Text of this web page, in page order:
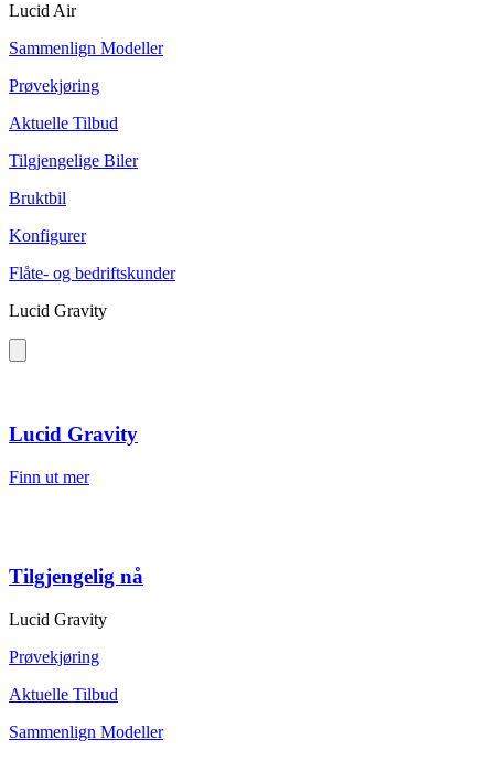
Lucid Air
Sammenlign Modeller
Prøvekjøring
Aktuelle Tilbud
Tilgjengelige Biler
Bruktbil
Konfigurer
Flåte- og bedriftskunder
Lucid Gravity
Lucid Gravity
Finn ut mer
Tilgjengelig nå
Lucid Gravity
Prøvekjøring
Aktuelle Tilbud
Sammenlign Modeller